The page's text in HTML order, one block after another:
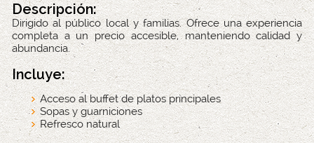
Descripción:
Dirigido al público local y familias. Ofrece una experiencia
completa a un precio accesible, manteniendo calidad y
abundancia.
Incluye:
Acceso al buffet de platos principales
Sopas y guarniciones
Refresco natural